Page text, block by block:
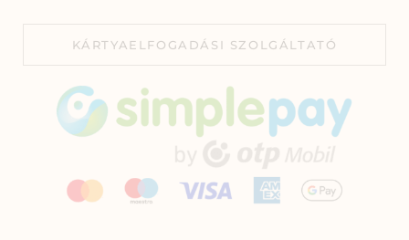
KÁRTYAELFOGADÁSI SZOLGÁLTATÓ